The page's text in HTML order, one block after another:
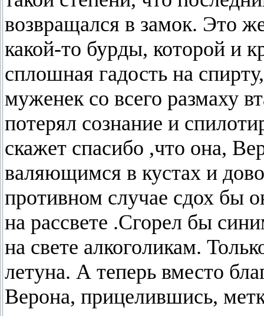
возвращался в замок. Это
какой-то бурды, которой и
сплошная гадость на
муженек со всего размаху
потерял сознание и
скажет спасибо ,что она,
валяющимся в кустах и
противном случае сдох бы
на рассвете .Сгорел бы
на свете алкоголикам.
летуна. А теперь вместо
Верона, прицелившись,